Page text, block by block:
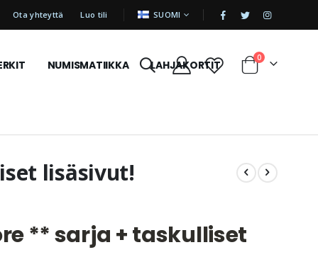
Ota yhteyttä Luo tili KIELI SUOMI |
NUMISMATIIKKA LAHJAKORTIT Cart
0tuotetta
lisäsivut!
** sarja + taskulliset